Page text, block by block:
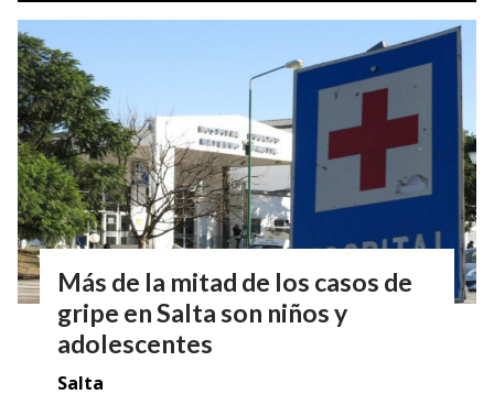
Más de la mitad de los casos de
gripe en Salta son niños y
adolescentes
Salta